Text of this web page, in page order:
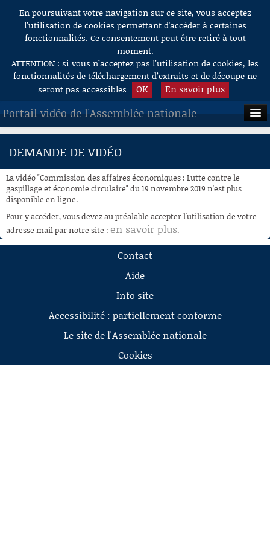
Aller au contenu
En poursuivant votre navigation sur ce site, vous acceptez
l’utilisation de cookies permettant d'accéder à certaines
fonctionnalités. Ce consentement peut être retiré à tout
moment.
ATTENTION : si vous n’acceptez pas l’utilisation de cookies, les
fonctionnalités de téléchargement d’extraits et de découpe ne
seront pas accessibles
OK En savoir plus
Portail vidéo de l'Assemblée nationale
ACCUEIL
À LA DEMANDE
RECHERCHE
AIDE À LA DÉCOUPE
DE VIDÉOS
DEMANDE DE VIDÉO
La vidéo "Commission des affaires économiques : Lutte contre le
gaspillage et économie circulaire" du 19 novembre 2019 n'est plus
disponible en ligne.
Pour y accéder, vous devez au préalable accepter l'utilisation de votre
adresse mail par notre site : en savoir plus.
Contact
Aide
Info site
Accessibilité : partiellement conforme
Le site de l'Assemblée nationale
Cookies